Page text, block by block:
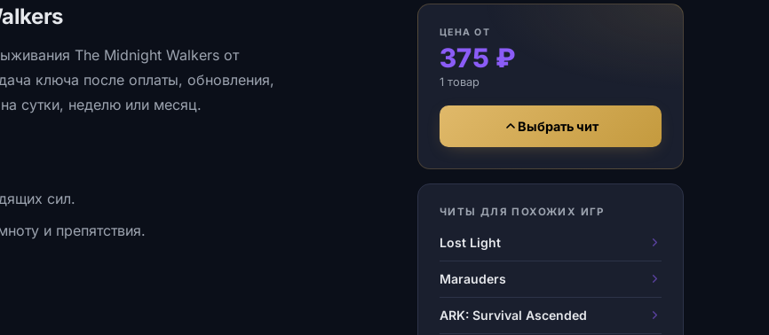
The Midnight Walkers от
ключа после оплаты, обновления,
сутки, неделю или месяц.
сил.
и препятствия.
ЦЕНА ОТ
375 ₽
1 товар
Выбрать чит
ЧИТЫ ДЛЯ ПОХОЖИХ ИГР
Lost Light
Marauders
ARK: Survival Ascended